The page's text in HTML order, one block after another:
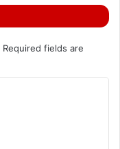
Required fields are